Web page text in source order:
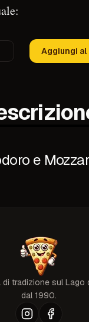
Aggiungi al
e
di tradizione sul Lago
dal 1990.